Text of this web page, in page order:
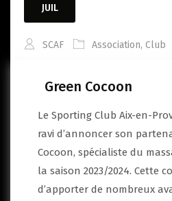
JUIL
SCAF Association, Club
Green Cocoon
Le Sporting Club Aix-en-
ravi d’annoncer son
Cocoon, spécialiste du
la saison 2023/2024. Cette
d’apporter de nombreux